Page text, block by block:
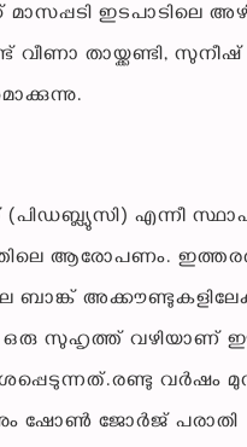
ഇടപാടിലെ
തായ്ക്കണ്ടി,
എന്നീ
ആരോപണം.
ബാങ്ക്
ഒരു സുഹൃത്ത്
വർഷം
ഷോൺ ജോർജ് പരാതി